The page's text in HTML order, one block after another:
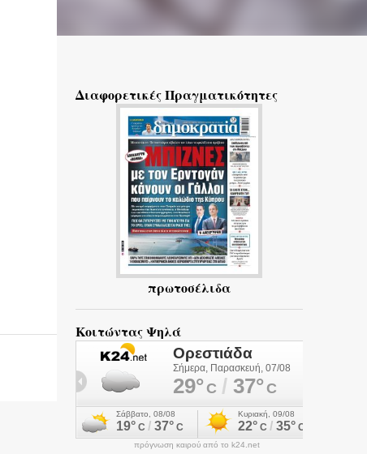
Διαφορετικές Πραγματικότητες
πρωτοσέλιδα
Κοιτώντας Ψηλά
πρόγνωση καιρού από το k24.net